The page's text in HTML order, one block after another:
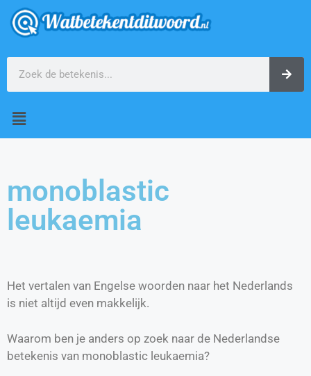
monoblastic
leukaemia
Het vertalen van Engelse woorden naar het Nederlands
is niet altijd even makkelijk.
Waarom ben je anders op zoek naar de Nederlandse
betekenis van monoblastic leukaemia?